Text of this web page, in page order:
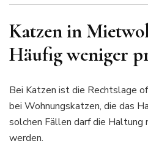
Katzen in
Häufig weniger
Bei Katzen ist die Rechtslage
bei Wohnungskatzen, die das
solchen Fällen darf die
werden.